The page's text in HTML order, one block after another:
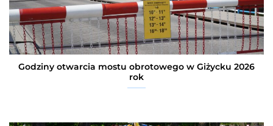
Godziny otwarcia mostu obrotowego w Giżycku 2026
rok